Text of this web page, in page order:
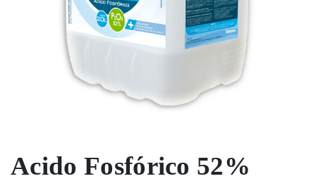
Acido Fosfórico 52%